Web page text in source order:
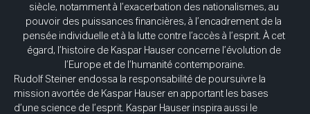
siècle, notamment à l’exacerbation des nationalismes, au
pouvoir des puissances financières, à l’encadrement de la
pensée individuelle et à la lutte contre l’accès à l’esprit. À cet
égard, l’histoire de Kaspar Hauser concerne l’évolution de
l’Europe et de l’humanité contemporaine.
Rudolf Steiner endossa la responsabilité de poursuivre la
mission avortée de Kaspar Hauser en apportant les bases
d’une science de l’esprit. Kaspar Hauser inspira aussi le